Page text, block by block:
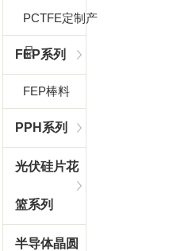
PCTFE定制产
品
FEP系列
FEP棒料
PPH系列
光伏硅片花
篮系列
半导体晶圆